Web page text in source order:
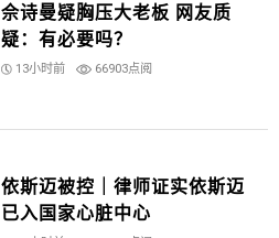
佘诗曼疑胸压大老板 网友质
疑：有必要吗？
13小时前 66903点阅
依斯迈被控｜律师证实依斯迈
已入国家心脏中心